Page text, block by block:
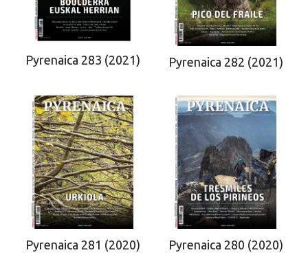
Pyrenaica 283 (2021) Pyrenaica 282 (2021)
Pyrenaica 281 (2020) Pyrenaica 280 (2020)